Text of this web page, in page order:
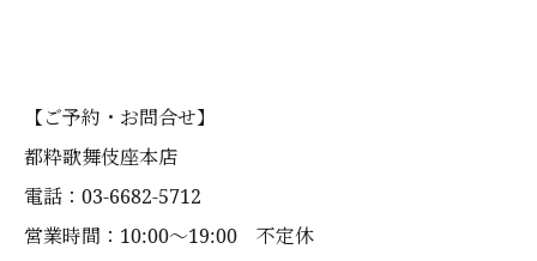
【ご予約・お問合せ】
都粋歌舞伎座本店
電話：03-6682-5712
営業時間：10:00～19:00 不定休